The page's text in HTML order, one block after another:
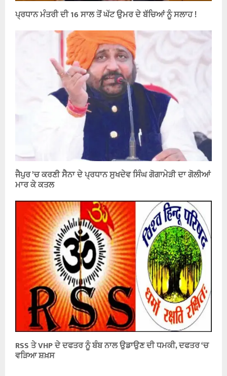
ਪ੍ਰਧਾਨ ਮੰਤਰੀ ਦੀ 16 ਸਾਲ ਤੋਂ ਘੱਟ ਉਮਰ ਦੇ ਬੱਚਿਆਂ ਨੂੰ ਸਲਾਹ !
ਜੈਪੁਰ ’ਚ ਕਰਣੀ ਸੈਨਾ ਦੇ ਪ੍ਰਧਾਨ ਸੁਖਦੇਵ ਸਿੰਘ ਗੋਗਾਮੇੜੀ ਦਾ ਗੋਲੀਆਂ
ਮਾਰ ਕੇ ਕਤਲ
RSS ਤੇ VHP ਦੇ ਦਫਤਰ ਨੂੰ ਬੰਬ ਨਾਲ ਉਡਾਉਣ ਦੀ ਧਮਕੀ, ਦਫਤਰ ‘ਚ
ਵੜਿਆ ਸ਼ਖ਼ਸ